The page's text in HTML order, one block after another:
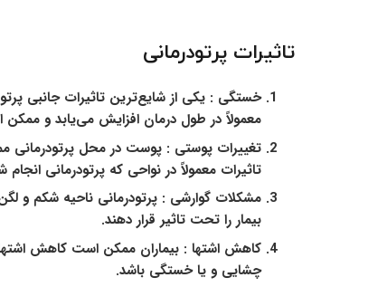
تاثیرات پرتودرمانی
خستگی : یکی از شایع‌ترین تاثیرات جانبی
معمولاً در طول درمان افزایش می‌یابد و ممکن
تغییرات پوستی : پوست در محل پرتودرمانی
تاثیرات معمولاً در نواحی که پرتودرمانی
مشکلات گوارشی : پرتودرمانی ناحیه شکم و
بیمار را تحت تاثیر قرار دهند.
کاهش اشتها : بیماران ممکن است کاهش
چشایی و یا خستگی باشد.